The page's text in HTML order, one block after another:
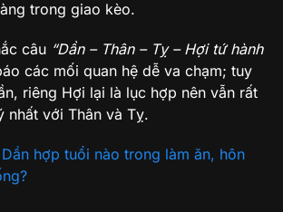
trong giao kèo.
câu “Dần – Thân – Tỵ – Hợi tứ hành
các mối quan hệ dễ va chạm; tuy
riêng Hợi lại là lục hợp nên vẫn rất
nhất với Thân và Tỵ.
hợp tuổi nào trong làm ăn, hôn